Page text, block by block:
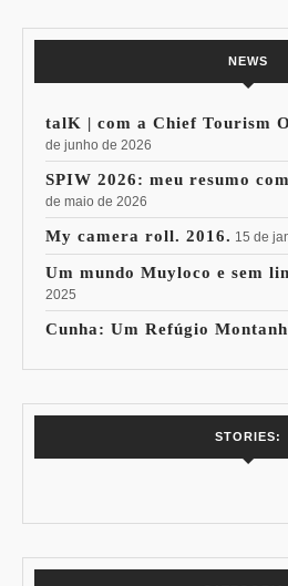
NEWS
talK | com a Chief Tourism
de junho de 2026
SPIW 2026: meu resumo
de maio de 2026
My camera roll. 2016. 15 de
Um mundo Muyloco e sem
2025
Cunha: Um Refúgio
STORIES:
15% de